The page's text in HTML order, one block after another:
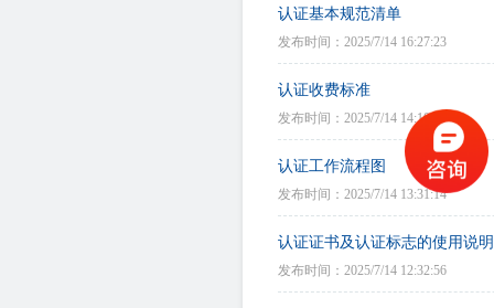
认证基本规范清单
发布时间：2025/7/14 16:27:23
认证收费标准
发布时间：2025/7/14 14:10:12
认证工作流程图
发布时间：2025/7/14 13:31:14
认证证书及认证标志的使用说明
发布时间：2025/7/14 12:32:56